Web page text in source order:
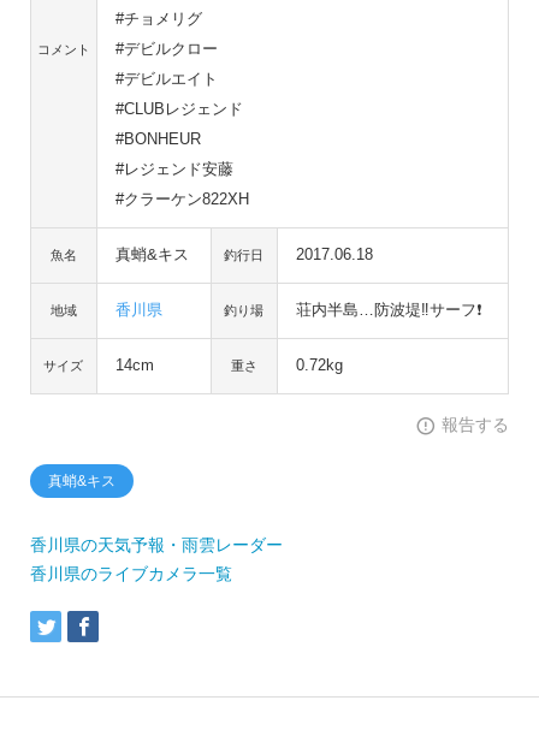
コメント
#チョメリグ
#デビルクロー
#デビルエイト
#CLUBレジェンド
#BONHEUR
#レジェンド安藤
#クラーケン822XH
魚名 真蛸&キス 釣行日 2017.06.18
地域 香川県 釣り場 荘内半島…防波堤‼サーフ❗
サイズ 14cm 重さ 0.72kg
報告する
真蛸&キス
香川県の天気予報・雨雲レーダー
香川県のライブカメラ一覧